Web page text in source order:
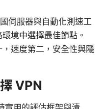
伺服器與自動化測速工
境中選擇最佳節點。
速度第二，安全性與隱
VPN